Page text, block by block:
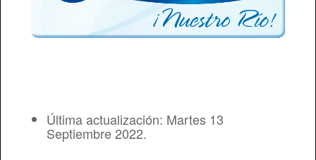
Última actualización: Martes 13
Septiembre 2022.